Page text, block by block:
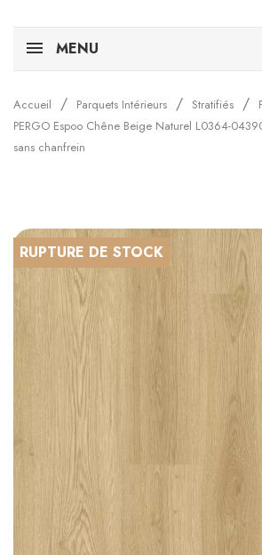
MENU
Accueil Parquets Intérieurs Stratifiés
PERGO Espoo Chêne Beige Naturel L0364-
sans chanfrein
RUPTURE DE STOCK